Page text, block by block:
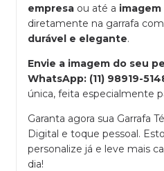
empresa ou até a
diretamente na garrafa com
durável e elegante.
Envie a imagem do seu
WhatsApp: (11) 98919-
única, feita especialmente
Garanta agora sua Garrafa
Digital e toque pessoal.
personalize já e leve mais
dia!